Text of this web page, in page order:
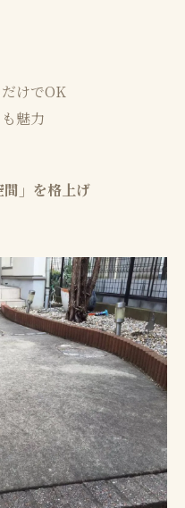
けでOK
魅力
」を格上げ